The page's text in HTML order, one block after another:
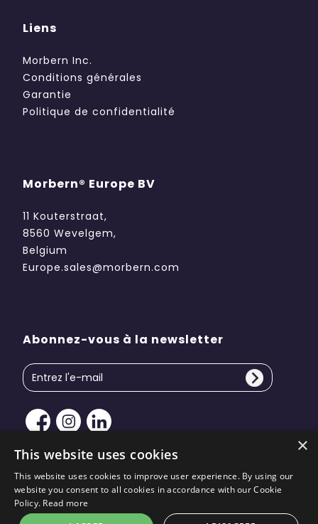
Liens
Morbern Inc.
Conditions générales
Garantie
Politique de confidentialité
Morbern® Europe BV
11 Kouterstraat,
8560 Wevelgem,
Belgium
Europe.sales@morbern.com
Abonnez-vous à la newsletter
Droit d'auteur © 2026 Morbern Europe. Tous droits
réservés | Conception du site parKiiRO Creative
×
This website uses cookies
This website uses cookies to improve user experience. By using our
website you consent to all cookies in accordance with our Cookie
Policy. Read more